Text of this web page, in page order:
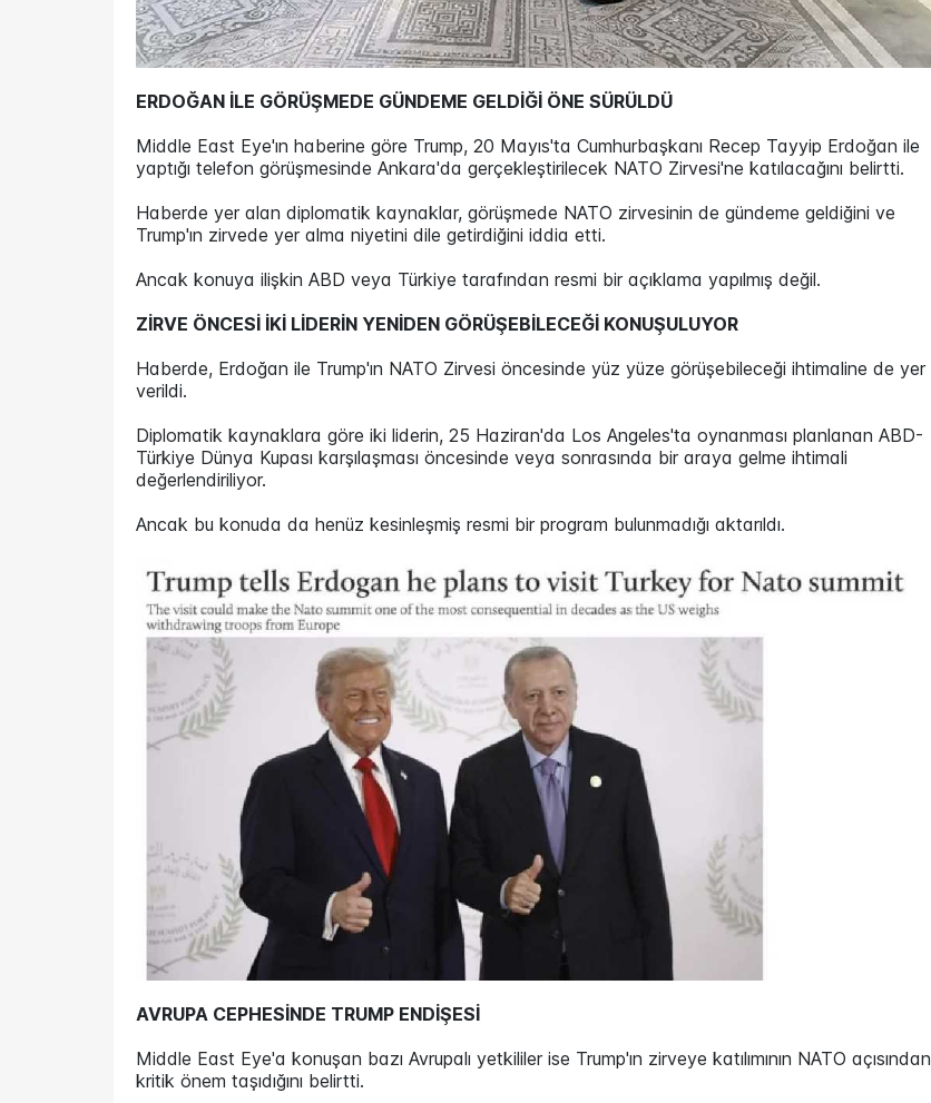
ERDOĞAN İLE GÖRÜŞMEDE GÜNDEME GELDİĞİ ÖNE SÜRÜLDÜ
Middle East Eye'ın haberine göre Trump, 20 Mayıs'ta Cumhurbaşkanı Recep Tayyip Erdoğan ile
yaptığı telefon görüşmesinde Ankara'da gerçekleştirilecek NATO Zirvesi'ne katılacağını belirtti.
Haberde yer alan diplomatik kaynaklar, görüşmede NATO zirvesinin de gündeme geldiğini ve
Trump'ın zirvede yer alma niyetini dile getirdiğini iddia etti.
Ancak konuya ilişkin ABD veya Türkiye tarafından resmi bir açıklama yapılmış değil.
ZİRVE ÖNCESİ İKİ LİDERİN YENİDEN GÖRÜŞEBİLECEĞİ KONUŞULUYOR
Haberde, Erdoğan ile Trump'ın NATO Zirvesi öncesinde yüz yüze görüşebileceği ihtimaline de yer
verildi.
Diplomatik kaynaklara göre iki liderin, 25 Haziran'da Los Angeles'ta oynanması planlanan ABD-
Türkiye Dünya Kupası karşılaşması öncesinde veya sonrasında bir araya gelme ihtimali
değerlendiriliyor.
Ancak bu konuda da henüz kesinleşmiş resmi bir program bulunmadığı aktarıldı.
AVRUPA CEPHESİNDE TRUMP ENDİŞESİ
Middle East Eye'a konuşan bazı Avrupalı yetkililer ise Trump'ın zirveye katılımının NATO açısından
kritik önem taşıdığını belirtti.